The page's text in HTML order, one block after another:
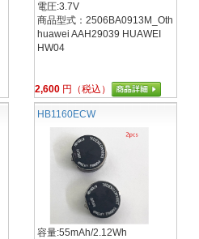
電圧:3.7V
商品型式：2506BA0913M_Oth
huawei AAH29039 HUAWEI
HW04
2,600 円（税込）
HB1160ECW
容量:55mAh/2.12Wh